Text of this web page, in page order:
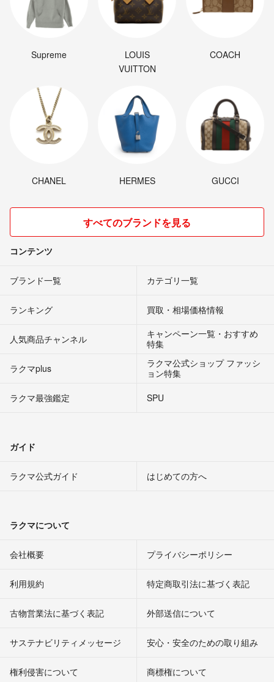
Supreme
LOUIS
VUITTON
COACH
CHANEL HERMES GUCCI
すべてのブランドを見る
コンテンツ
ブランド一覧 カテゴリ一覧
ランキング 買取・相場価格情報
人気商品チャンネル
キャンペーン一覧・おすすめ
特集
ラクマplus
ラクマ公式ショップ ファッシ
ョン特集
ラクマ最強鑑定
SPU
ガイド
ラクマ公式ガイド はじめての方へ
ラクマについて
会社概要 プライバシーポリシー
利用規約 特定商取引法に基づく表記
古物営業法に基づく表記 外部送信について
サステナビリティメッセージ 安心・安全のための取り組み
権利侵害について
商標権について